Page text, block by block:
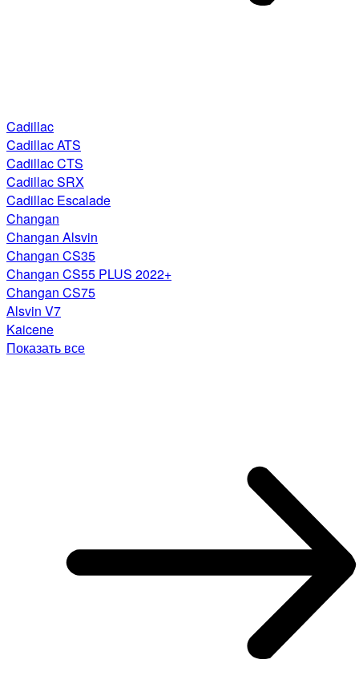
Cadillac
Cadillac ATS
Cadillac CTS
Cadillac SRX
Cadillac Escalade
Changan
Changan Alsvin
Changan CS35
Changan CS55 PLUS 2022+
Changan CS75
Alsvin V7
Kaicene
Показать все